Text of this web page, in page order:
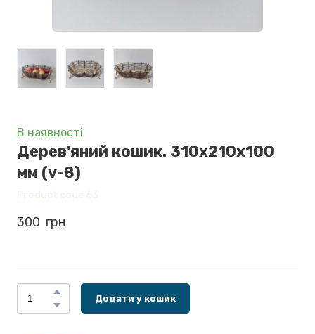
В наявності
Дерев'яний кошик. 310х210х100
мм (v-8)
300  грн
Додати у кошик